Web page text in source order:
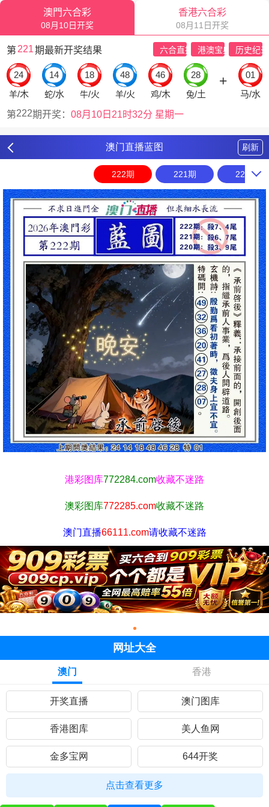
澳门直播蓝图 刷新
222期 221期 220期
港彩图库772284.com收藏不迷路
澳彩图库772285.com收藏不迷路
澳门直播66111.com请收藏不迷路
网址大全
澳门 香港
开奖直播 澳门图库
香港图库 美人鱼网
金多宝网 644开奖
点击查看更多